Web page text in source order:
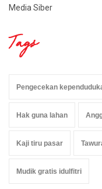
Media Siber
Tags
Pengecekan
Hak guna lahan
Kaji tiru pasar
Mudik gratis idulfitri